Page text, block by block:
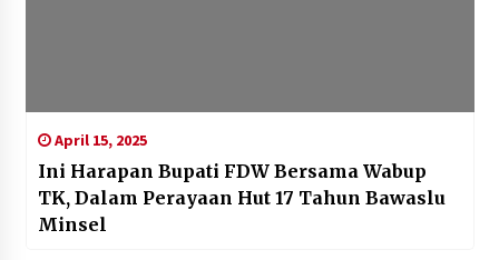
April 15, 2025
Ini Harapan Bupati FDW Bersama Wabup
TK, Dalam Perayaan Hut 17 Tahun Bawaslu
Minsel